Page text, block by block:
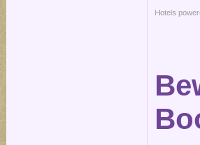
Hotels